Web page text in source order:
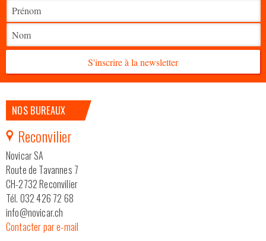
S'inscrire à la newsletter
NOS BUREAUX
Reconvilier
Novicar SA
Route de Tavannes 7
CH-2732 Reconvilier
Tél. 032 426 72 68
info@novicar.ch
Contacter par e-mail